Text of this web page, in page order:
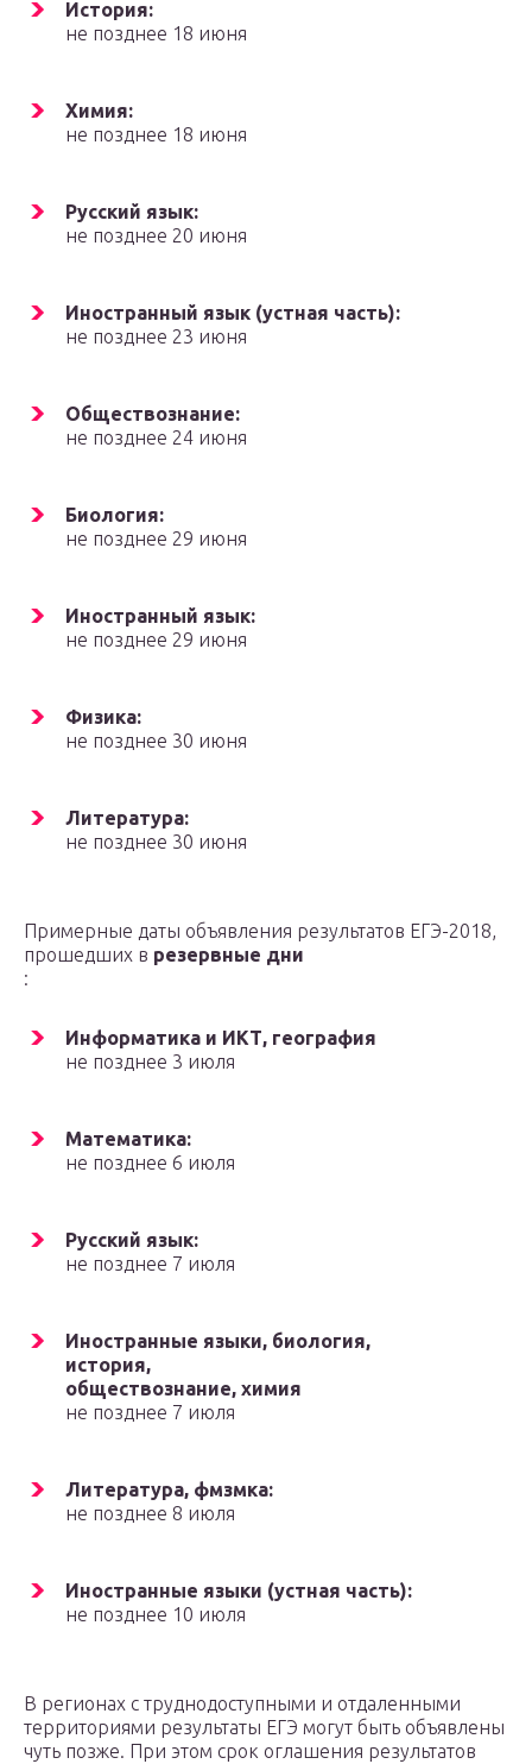
История:
не позднее 18 июня
Химия:
не позднее 18 июня
Русский язык:
не позднее 20 июня
Иностранный язык (устная часть):
не позднее 23 июня
Обществознание:
не позднее 24 июня
Биология:
не позднее 29 июня
Иностранный язык:
не позднее 29 июня
Физика:
не позднее 30 июня
Литература:
не позднее 30 июня
Примерные даты объявления результатов ЕГЭ-2018,
прошедших в резервные дни
:
Информатика и ИКТ, география
не позднее 3 июля
Математика:
не позднее 6 июля
Русский язык:
не позднее 7 июля
Иностранные языки, биология,
история,
обществознание, химия
не позднее 7 июля
Литература, фмзмка:
не позднее 8 июля
Иностранные языки (устная часть):
не позднее 10 июля
В регионах с труднодоступными и отдаленными
территориями результаты ЕГЭ могут быть объявлены
чуть позже. При этом срок оглашения результатов